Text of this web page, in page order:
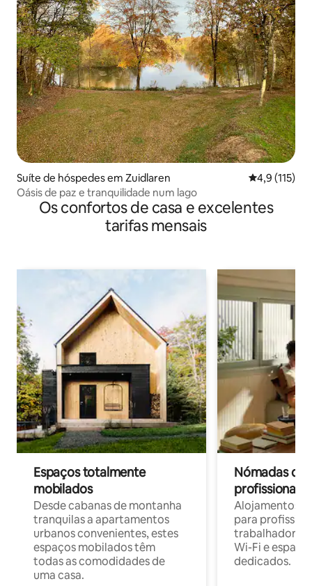
Suíte de hóspedes em Zuidlaren
4,9 (115)
Oásis de paz e tranquilidade num lago
Os confortos de casa e excelentes
tarifas mensais
Espaços totalmente
mobilados
Desde cabanas de montanha
tranquilas a apartamentos
urbanos convenientes, estes
espaços mobilados têm
todas as comodidades de
uma casa.
Nómadas
profissionais
Alojamentos
para
trabalhadores
Wi-Fi e
dedicados.